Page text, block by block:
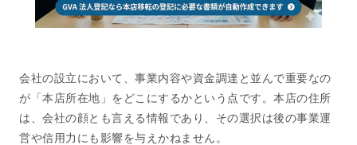
会社の設立において、事業内容や資金調達と並んで重要なの
が「本店所在地」をどこにするかという点です。本店の住所
は、会社の顔とも言える情報であり、その選択は後の事業運
営や信用力にも影響を与えかねません。